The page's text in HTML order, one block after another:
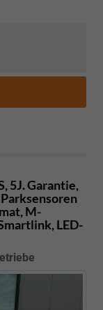
5J. Garantie,
M-
LED-